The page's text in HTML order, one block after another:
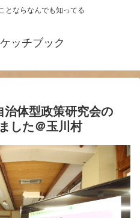
とならなんでも知ってる
ッチブック
治体型政策研究会の
した＠玉川村